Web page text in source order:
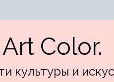
Art Color.
культуры и